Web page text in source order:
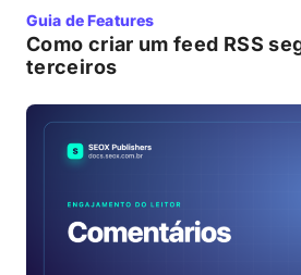
Guia de Features
Como criar um feed RSS
terceiros